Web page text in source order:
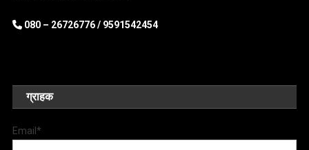
080 – 26726776 / 9591542454
ग्राहक
Email*